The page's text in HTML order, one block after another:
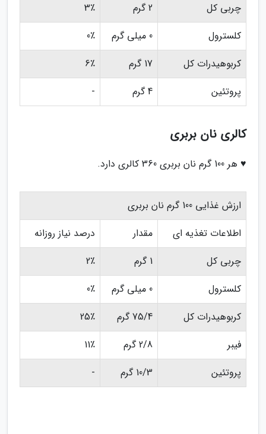
چربی کل
2 گرم
3٪
کلسترول
0 میلی گرم
0٪
کربوهیدرات کل
17 گرم
6٪
پروتئین
4 گرم -
کالری نان بربری
♥ هر 100 گرم نان بربری 360 کالری دارد.
ارزش غذایی 100 گرم نان بربری
اطلاعات تغذیه ای
مقدار
درصد نیاز روزانه
چربی کل
1 گرم
2٪
کلسترول
0 میلی گرم
0٪
کربوهیدرات کل
75/4 گرم
25٪
فیبر
2/8 گرم
11٪
پروتئین
10/3 گرم -